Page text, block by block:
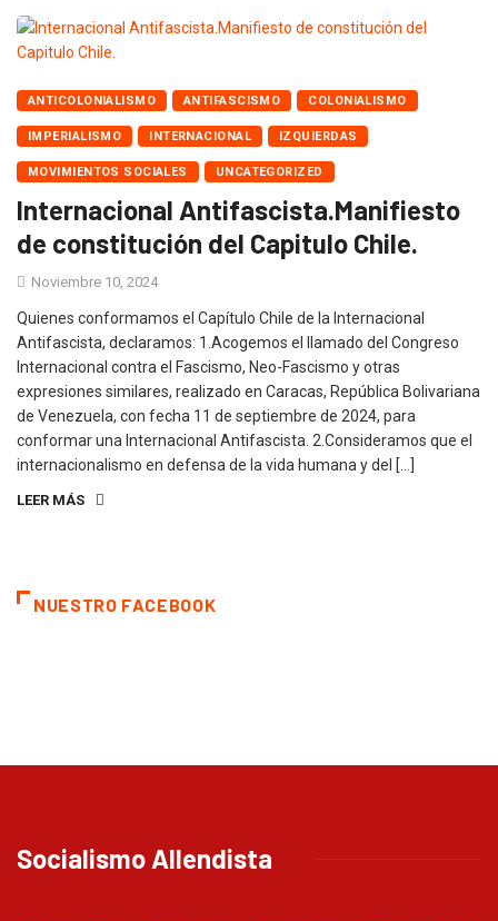
ANTICOLONIALISMO ANTIFASCISMO COLONIALISMO
IMPERIALISMO INTERNACIONAL IZQUIERDAS
MOVIMIENTOS SOCIALES UNCATEGORIZED
Internacional Antifascista.Manifiesto
de constitución del Capitulo Chile.
Noviembre 10, 2024
Quienes conformamos el Capítulo Chile de la Internacional
Antifascista, declaramos: 1.Acogemos el llamado del Congreso
Internacional contra el Fascismo, Neo-Fascismo y otras
expresiones similares, realizado en Caracas, República Bolivariana
de Venezuela, con fecha 11 de septiembre de 2024, para
conformar una Internacional Antifascista. 2.Consideramos que el
internacionalismo en defensa de la vida humana y del […]
LEER MÁS
NUESTRO FACEBOOK
Socialismo Allendista